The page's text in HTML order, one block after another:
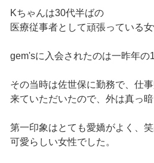
Kちゃんは30代半ばの
医療従事者として頑張っている女
gem'sに入会されたのは一昨年の
その当時は佐世保に勤務で、仕
来ていただいたので、外は真っ暗
第一印象はとても愛嬌がよく、
可愛らしい女性でした。